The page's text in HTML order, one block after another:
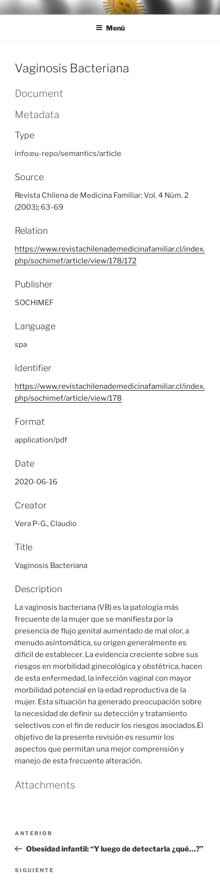
Ir
al
LEGISALUD
Menú
Vaginosis Bacteriana
Document
Metadata
Type
info:eu-repo/semantics/article
Source
Revista Chilena de Medicina Familiar; Vol. 4 Núm. 2
(2003); 63-69
Relation
https://www.revistachilenademedicinafamiliar.cl/index.
php/sochimef/article/view/178/172
Publisher
SOCHIMEF
Language
spa
Identifier
https://www.revistachilenademedicinafamiliar.cl/index.
php/sochimef/article/view/178
Format
application/pdf
Date
2020-06-16
Creator
Vera P-G., Claudio
Title
Vaginosis Bacteriana
Description
La vaginosis bacteriana (VB) es la patología más
frecuente de la mujer que se manifiesta por la
presencia de flujo genital aumentado de mal olor, a
menudo asintomática, su origen generalmente es
dificil de establecer. La evidencia creciente sobre sus
riesgos en morbilidad ginecológica y obstétrica, hacen
de esta enfermedad, la infección vaginal con mayor
morbilidad potencial en la edad reproductiva de la
mujer. Esta situación ha generado preocupación sobre
la necesidad de definir su detección y tratamiento
selectivos con el fin de reducir los riesgos asociados.El
objetivo de la presente revisión es resumir los
aspectos que permitan una mejor comprensión y
manejo de esta frecuente alteración.
Attachments
entradas
Entrada
anterior
ANTERIOR
Obesidad infantil: “Y luego de detectarla ¿qué…?”
Siguiente
SIGUIENTE